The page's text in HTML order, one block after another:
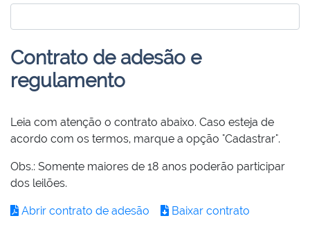
Contrato de adesão e
regulamento
Leia com atenção o contrato abaixo. Caso esteja de
acordo com os termos, marque a opção "Cadastrar".
Obs.: Somente maiores de 18 anos poderão participar
dos leilões.
Abrir contrato de adesão Baixar contrato